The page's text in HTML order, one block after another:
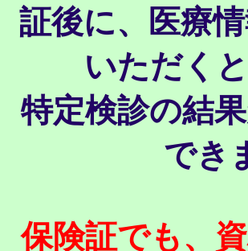
証後に、医療
いただく
特定検診の結
でき
保険証でも、